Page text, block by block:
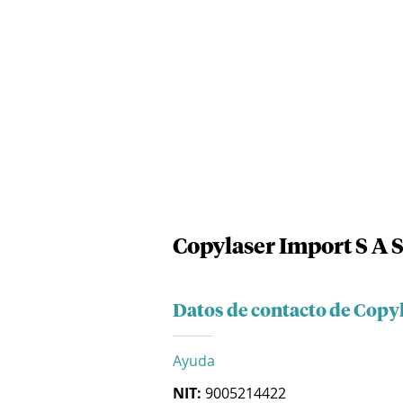
Copylaser Import S A S
Datos de contacto de
Ayuda
NIT: 9005214422